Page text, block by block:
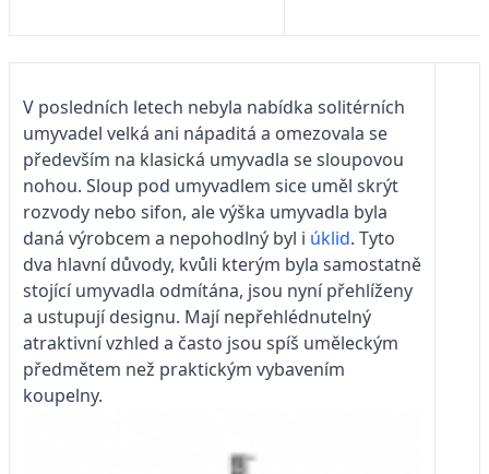
V posledních letech nebyla nabídka solitérních
umyvadel velká ani nápaditá a omezovala se
především na klasická umyvadla se sloupovou
nohou. Sloup pod umyvadlem sice uměl skrýt
rozvody nebo sifon, ale výška umyvadla byla
daná výrobcem a nepohodlný byl i úklid. Tyto
dva hlavní důvody, kvůli kterým byla samostatně
stojící umyvadla odmítána, jsou nyní přehlíženy
a ustupují designu. Mají nepřehlédnutelný
atraktivní vzhled a často jsou spíš uměleckým
předmětem než praktickým vybavením
koupelny.